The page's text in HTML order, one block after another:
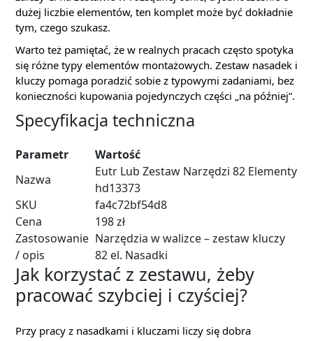
dużej liczbie elementów, ten komplet może być dokładnie
tym, czego szukasz.
Warto też pamiętać, że w realnych pracach często spotyka
się różne typy elementów montażowych. Zestaw nasadek i
kluczy pomaga poradzić sobie z typowymi zadaniami, bez
konieczności kupowania pojedynczych części „na później”.
Specyfikacja techniczna
Parametr
Wartość
Nazwa
Eutr Lub Zestaw Narzędzi 82 Elementy
hd13373
SKU
fa4c72bf54d8
Cena
198 zł
Zastosowanie
/ opis
Narzędzia w walizce – zestaw kluczy
82 el. Nasadki
Jak korzystać z zestawu, żeby
pracować szybciej i czyściej?
Przy pracy z nasadkami i kluczami liczy się dobra